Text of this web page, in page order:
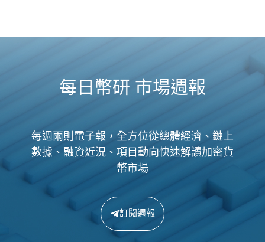
每日幣研 市場週報
每週兩則電子報，全方位從總體經濟、鏈上
數據、融資近況、項目動向快速解讀加密貨
幣市場
訂閱週報